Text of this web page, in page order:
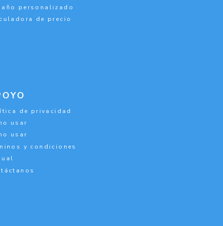
personalizado
de precio
de privacidad
usar
usar
y condiciones